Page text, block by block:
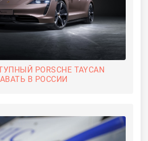
PORSCHE TAYCAN
В РОССИИ